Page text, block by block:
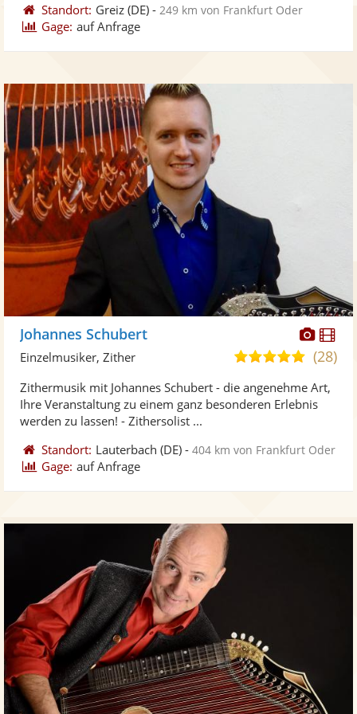
Standort: Greiz (DE) - 249 km von Frankfurt Oder
Gage: auf Anfrage
Fotos
Johannes Schubert
5,0
5
(28)
Einzelmusiker, Zither
Zithermusik mit Johannes Schubert - die angenehme Art,
Ihre Veranstaltung zu einem ganz besonderen Erlebnis
werden zu lassen! - Zithersolist ...
Standort: Lauterbach (DE) -404 km von Frankfurt Oder
Gage: auf Anfrage